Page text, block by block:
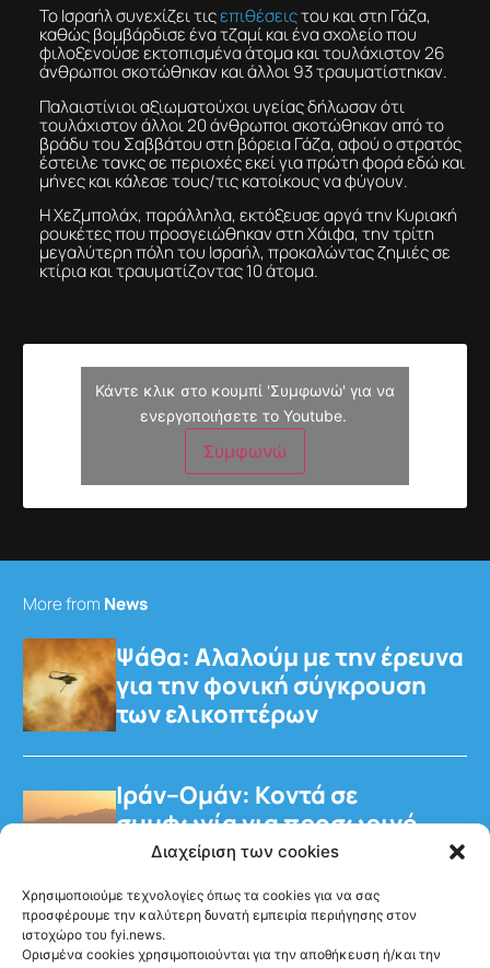
Διαχείριση των cookies
Χρησιμοποιούμε τεχνολογίες όπως τα cookies για να σας
προσφέρουμε την καλύτερη δυνατή εμπειρία περιήγησης στον
ιστοχώρο του fyi.news.
Ορισμένα cookies χρησιμοποιούνται για την αποθήκευση ή/και την
Το Ισραήλ συνεχίζει τιςεπιθέσειςτου και στη Γάζα,
καθώς βομβάρδισε ένα τζαμί και ένα σχολείο που
φιλοξενούσε εκτοπισμένα άτομα και τουλάχιστον 26
άνθρωποι σκοτώθηκαν και άλλοι 93 τραυματίστηκαν.
Παλαιστίνιοι αξιωματούχοι υγείας δήλωσαν ότι
τουλάχιστον άλλοι 20 άνθρωποι σκοτώθηκαν από το
βράδυ του Σαββάτου στη βόρεια Γάζα, αφού ο στρατός
έστειλε τανκς σε περιοχές εκεί για πρώτη φορά εδώ και
μήνες και κάλεσε τους/τις κατοίκους να φύγουν.
Η Χεζμπολάχ, παράλληλα, εκτόξευσε αργά την Κυριακή
ρουκέτες που προσγειώθηκαν στη Χάιφα, την τρίτη
μεγαλύτερη πόλη του Ισραήλ, προκαλώντας ζημιές σε
κτίρια και τραυματίζοντας 10 άτομα.
Κάντε κλικ στο κουμπί 'Συμφωνώ' για να
ενεργοποιήσετε το Youtube.
Συμφωνώ
More from News
Ψάθα: Αλαλούμ με την έρευνα
για την φονική σύγκρουση
των ελικοπτέρων
Ιράν–Ομάν: Κοντά σε
συμφωνία για προσωρινό
διάδρομο στα Στενά του
Ορμούζ